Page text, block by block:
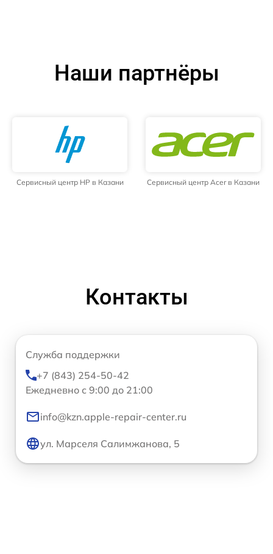
Наши партнёры
Сервисный центр HP в Казани Сервисный центр Acer в Казани
Контакты
Служба поддержки
+7 (843) 254-50-42
Ежедневно с 9:00 до 21:00
info@kzn.apple-repair-center.ru
ул. Марселя Салимжанова, 5